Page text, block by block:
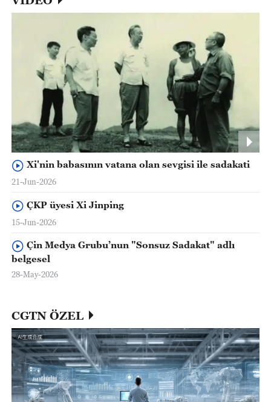
Xi'nin babasının vatana olan sevgisi ile sadakati
21-Jun-2026
ÇKP üyesi Xi Jinping
15-Jun-2026
Çin Medya Grubu’nun "Sonsuz Sadakat" adlı
belgesel
28-May-2026
CGTN ÖZEL